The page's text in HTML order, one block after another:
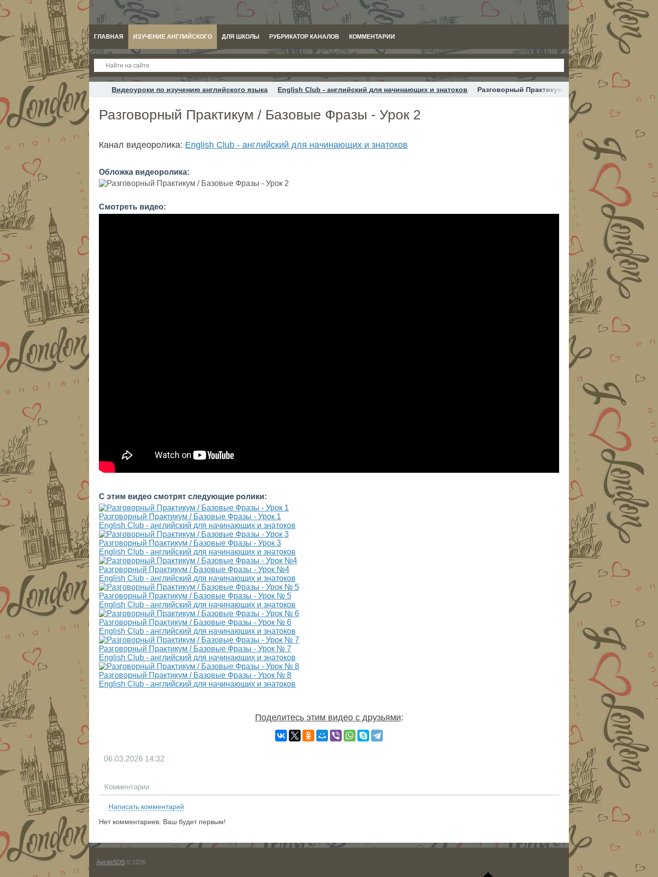
ГЛАВНАЯ ИЗУЧЕНИЕ АНГЛИЙСКОГО ДЛЯ ШКОЛЫ РУБРИКАТОР КАНАЛОВ КОММЕНТАРИИ
Видеоуроки по изучению английского языка English Club - английский для начинающих и знатоков Разговорный Практикум / Базовые Фразы - Урок 2
Разговорный Практикум / Базовые Фразы - Урок 2
Канал видеоролика: English Club - английский для начинающих и знатоков
Обложка видеоролика:
Смотреть видео:
С этим видео смотрят следующие ролики:
Разговорный Практикум / Базовые Фразы - Урок 1
English Club - английский для начинающих и знатоков
Разговорный Практикум / Базовые Фразы - Урок 3
English Club - английский для начинающих и знатоков
Разговорный Практикум / Базовые Фразы - Урок №4
English Club - английский для начинающих и знатоков
Разговорный Практикум / Базовые Фразы - Урок № 5
English Club - английский для начинающих и знатоков
Разговорный Практикум / Базовые Фразы - Урок № 6
English Club - английский для начинающих и знатоков
Разговорный Практикум / Базовые Фразы - Урок № 7
English Club - английский для начинающих и знатоков
Разговорный Практикум / Базовые Фразы - Урок № 8
English Club - английский для начинающих и знатоков
Поделитесь этим видео с друзьями:
06.03.2026 14:32
Комментарии
Написать комментарий
Нет комментариев. Ваш будет первым!
АнглоSOS © 2026